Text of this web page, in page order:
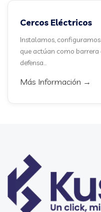
Cercos Eléctricos
Instalamos,
que actúan como
defensa...
Más Información →